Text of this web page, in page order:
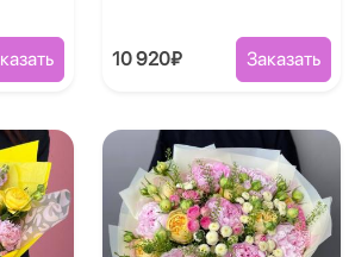
10 920₽ Заказать